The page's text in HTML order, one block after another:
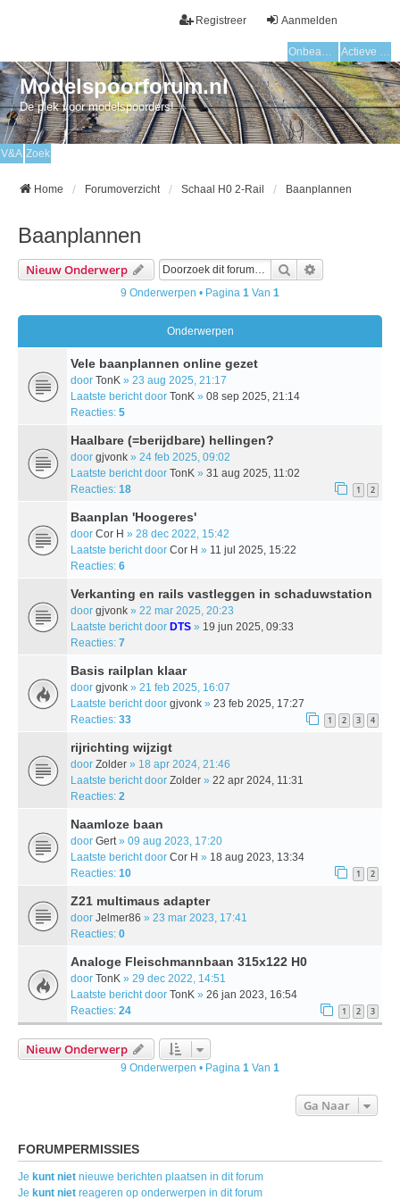
Aanmelden
Registreer
Onbeantwoorde onderwerpen Actieve onderwerpen
Modelspoorforum.nl
De plek voor modelspoorders!
V&A Zoek
Home Forumoverzicht Schaal H0 2-Rail Baanplannen
Baanplannen
Nieuw Onderwerp Zoek
9 Onderwerpen • Pagina 1 Van 1
Onderwerpen
Vele baanplannen online gezet
door TonK » 23 aug 2025, 21:17
Laatste bericht door TonK » 08 sep 2025, 21:14
Reacties: 5
Haalbare (=berijdbare) hellingen?
door gjvonk » 24 feb 2025, 09:02
Laatste bericht door TonK » 31 aug 2025, 11:02
Reacties: 18 1 2
Baanplan 'Hoogeres'
door Cor H » 28 dec 2022, 15:42
Laatste bericht door Cor H » 11 jul 2025, 15:22
Reacties: 6
Verkanting en rails vastleggen in schaduwstation
door gjvonk » 22 mar 2025, 20:23
Laatste bericht door DTS » 19 jun 2025, 09:33
Reacties: 7
Basis railplan klaar
door gjvonk » 21 feb 2025, 16:07
Laatste bericht door gjvonk » 23 feb 2025, 17:27
Reacties: 33 1 2 3 4
rijrichting wijzigt
door Zolder » 18 apr 2024, 21:46
Laatste bericht door Zolder » 22 apr 2024, 11:31
Reacties: 2
Naamloze baan
door Gert» 09 aug 2023, 17:20
Laatste bericht door Cor H » 18 aug 2023, 13:34
Reacties: 10 1 2
Z21 multimaus adapter
door Jelmer86 » 23 mar 2023, 17:41
Reacties: 0
Analoge Fleischmannbaan 315x122 H0
door TonK » 29 dec 2022, 14:51
Laatste bericht door TonK » 26 jan 2023, 16:54
Reacties: 24 1 2 3
Nieuw Onderwerp
9 Onderwerpen • Pagina 1 Van 1
Ga Naar
FORUMPERMISSIES
Je kunt niet nieuwe berichten plaatsen in dit forum
Je kunt niet reageren op onderwerpen in dit forum